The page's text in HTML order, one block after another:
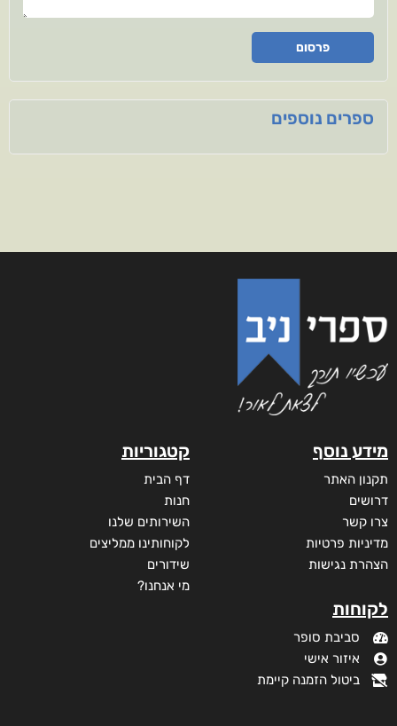
פרסום
ספרים נוספים
מידע נוסף
תקנון האתר
דרושים
צרו קשר
מדיניות פרטיות
הצהרת נגישות
לקוחות
סביבת סופר
איזור אישי
ביטול הזמנה קיימת
קטגוריות
דף הבית
חנות
השירותים שלנו
לקוחותינו ממליצים
שידורים
מי אנחנו?